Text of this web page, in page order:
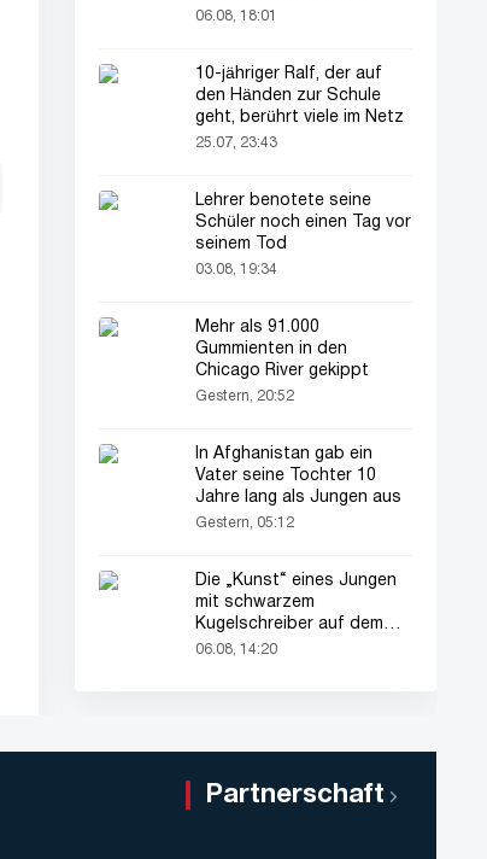
verblüfft alle
06.08, 18:01
10-jähriger Ralf, der auf
den Händen zur Schule
geht, berührt viele im Netz
25.07, 23:43
Lehrer benotete seine
Schüler noch einen Tag vor
seinem Tod
03.08, 19:34
Mehr als 91.000
Gummienten in den
Chicago River gekippt
Gestern, 20:52
In Afghanistan gab ein
Vater seine Tochter 10
Jahre lang als Jungen aus
Gestern, 05:12
Die „Kunst“ eines Jungen
mit schwarzem
Kugelschreiber auf dem
Pass seines Vaters zieht
06.08, 14:20
Partnerschaft